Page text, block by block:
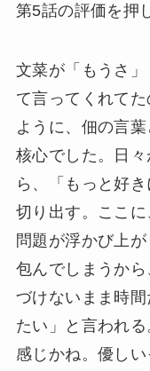
第5話の評価を押
文菜が「もうさ
て言ってくれて
ように、佃の言
核心でした。日
ら、「もっと好
切り出す。ここ
問題が浮かび上
包んでしまうか
づけないまま時
たい」と言われ
感じかね。優し